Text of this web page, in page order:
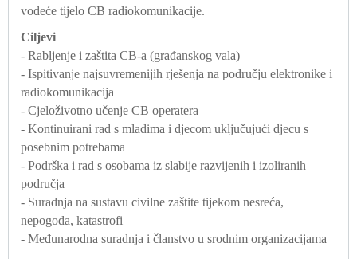
vodeće tijelo CB radiokomunikacije.
Ciljevi
- Rabljenje i zaštita CB-a (građanskog vala)
- Ispitivanje najsuvremenijih rješenja na području elektronike i
radiokomunikacija
- Cjeloživotno učenje CB operatera
- Kontinuirani rad s mladima i djecom uključujući djecu s
posebnim potrebama
- Podrška i rad s osobama iz slabije razvijenih i izoliranih
područja
- Suradnja na sustavu civilne zaštite tijekom nesreća,
nepogoda, katastrofi
- Međunarodna suradnja i članstvo u srodnim organizacijama